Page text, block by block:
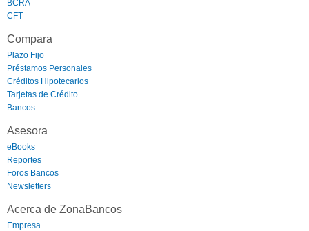
BCRA
CFT
Compara
Plazo Fijo
Préstamos Personales
Créditos Hipotecarios
Tarjetas de Crédito
Bancos
Asesora
eBooks
Reportes
Foros Bancos
Newsletters
Acerca de ZonaBancos
Empresa